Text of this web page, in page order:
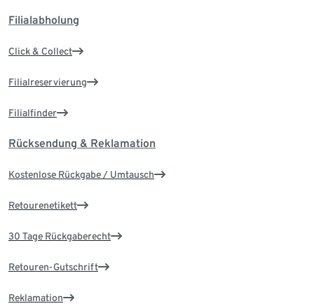
Filialabholung
Click & Collect
Filialreservierung
Filialfinder
Rücksendung & Reklamation
Kostenlose Rückgabe / Umtausch
Retourenetikett
30 Tage Rückgaberecht
Retouren-Gutschrift
Reklamation